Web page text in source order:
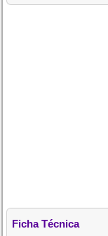
Ficha Técnica